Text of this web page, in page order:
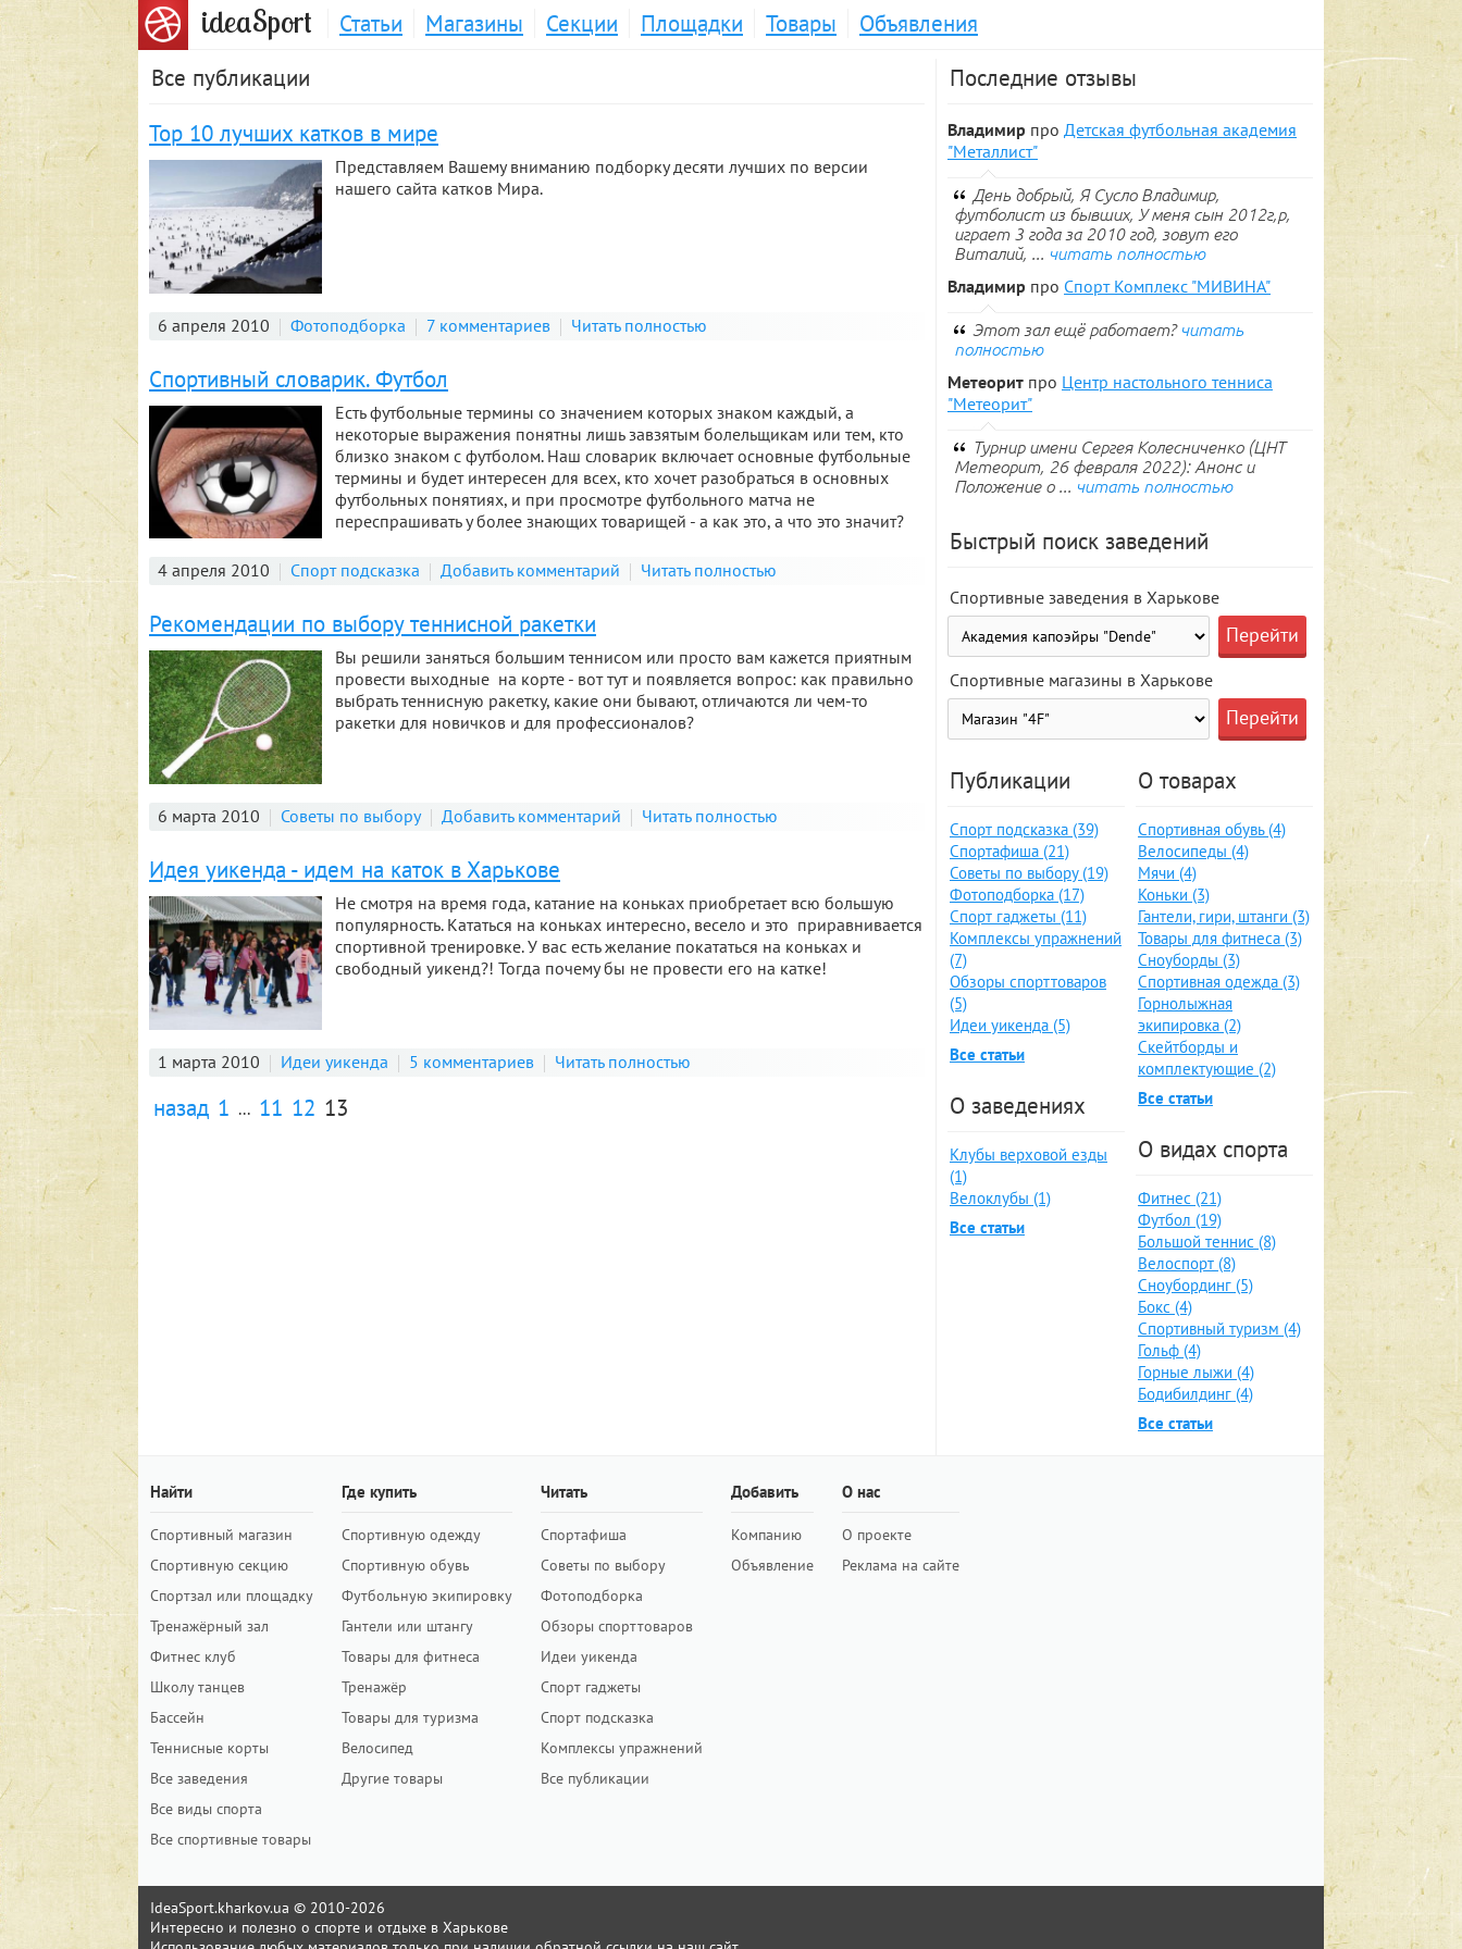
ideaSport Статьи Магазины Секции Площадки Товары
Объявления
Все публикации
Тор 10 лучших катков в мире
Представляем Вашему вниманию подборку десяти лучших по версии
нашего сайта катков Мира.
6 апреля 2010 Фотоподборка 7 комментариев Читать полностью
Спортивный словарик. Футбол
Есть футбольные термины со значением которых знаком каждый, а
некоторые выражения понятны лишь завзятым болельщикам или тем, кто
близко знаком с футболом. Наш словарик включает основные футбольные
термины и будет интересен для всех, кто хочет разобраться в основных
футбольных понятиях, и при просмотре футбольного матча не
переспрашивать у более знающих товарищей - а как это, а что это значит?
4 апреля 2010 Спорт подсказка Добавить комментарий Читать полностью
Рекомендации по выбору теннисной ракетки
Вы решили заняться большим теннисом или просто вам кажется приятным
провести выходные на корте - вот тут и появляется вопрос: как правильно
выбрать теннисную ракетку, какие они бывают, отличаются ли чем-то
ракетки для новичков и для профессионалов?
6 марта 2010 Советы по выбору Добавить комментарий Читать полностью
Идея уикенда - идем на каток в Харькове
Не смотря на время года, катание на коньках приобретает всю большую
популярность. Кататься на коньках интересно, весело и это приравнивается
спортивной тренировке. У вас есть желание покататься на коньках и
свободный уикенд?! Тогда почему бы не провести его на катке!
1 марта 2010 Идеи уикенда 5 комментариев Читать полностью
назад 1 ... 11 12 13
Последние отзывы
Владимир про Детская футбольная академия
"Металлист"
День добрый, Я Сусло Владимир,
футболист из бывших, У меня сын 2012г,р,
играет 3 года за 2010 год, зовут его
Виталий, ... читать полностью
Владимир про Спорт Комплекс "МИВИНА"
Этот зал ещё работает? читать
полностью
Метеорит про Центр настольного тенниса
"Метеорит"
Турнир имени Сергея Колесниченко (ЦНТ
Метеорит, 26 февраля 2022): Анонс и
Положение о ... читать полностью
Быстрый поиск заведений
Спортивные заведения в Харькове
Спортивные магазины в Харькове
Публикации
Спорт подсказка (39)
Спортафиша (21)
Советы по выбору (19)
Фотоподборка (17)
Спорт гаджеты (11)
Комплексы упражнений
(7)
Обзоры спорттоваров
(5)
Идеи уикенда (5)
Все статьи
О заведениях
Клубы верховой езды
(1)
Велоклубы (1)
Все статьи
О товарах
Спортивная обувь (4)
Велосипеды (4)
Мячи (4)
Коньки (3)
Гантели, гири, штанги (3)
Товары для фитнеса (3)
Сноуборды (3)
Спортивная одежда (3)
Горнолыжная
экипировка (2)
Скейтборды и
комплектующие (2)
Все статьи
О видах спорта
Фитнес (21)
Футбол (19)
Большой теннис (8)
Велоспорт (8)
Сноубординг (5)
Бокс (4)
Спортивный туризм (4)
Гольф (4)
Горные лыжи (4)
Бодибилдинг (4)
Все статьи
Найти
Спортивный магазин
Спортивную секцию
Спортзал или площадку
Тренажёрный зал
Фитнес клуб
Школу танцев
Бассейн
Теннисные корты
Все заведения
Все виды спорта
Все спортивные товары
Где купить
Спортивную одежду
Спортивную обувь
Футбольную экипировку
Гантели или штангу
Товары для фитнеса
Тренажёр
Товары для туризма
Велосипед
Другие товары
Читать
Спортафиша
Советы по выбору
Фотоподборка
Обзоры спорттоваров
Идеи уикенда
Спорт гаджеты
Спорт подсказка
Комплексы упражнений
Все публикации
Добавить
Компанию
Объявление
О нас
О проекте
Реклама на сайте
IdeaSport.kharkov.ua © 2010-2026
Интересно и полезно о спорте и отдыхе в Харькове